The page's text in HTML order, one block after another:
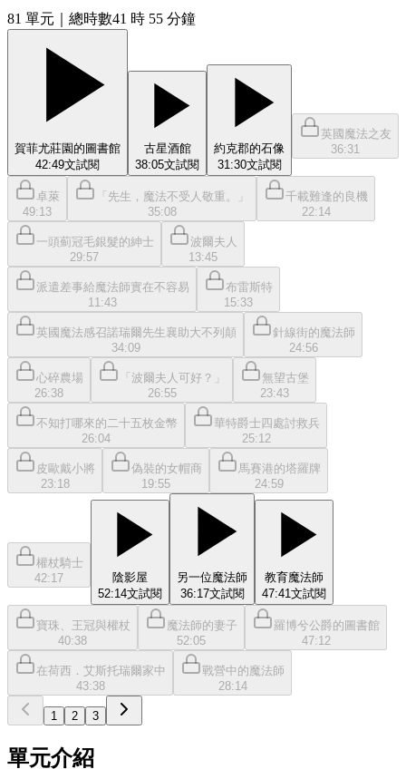
81 單元 ｜總時數41 時 55 分鐘
賀菲尤莊園的圖書館
42:49文試閱
古星酒館
38:05文試閱
約克郡的石像
31:30文試閱
英國魔法之友
36:31
卓萊
49:13
「先生，魔法不受人敬重。」
35:08
千載難逢的良機
22:14
一頭薊冠毛銀髮的紳士
29:57
波爾夫人
13:45
派遣差事給魔法師實在不容易
11:43
布雷斯特
15:33
英國魔法感召諾瑞爾先生襄助大不列顛
34:09
針線街的魔法師
24:56
心碎農場
26:38
「波爾夫人可好？」
26:55
無望古堡
23:43
不知打哪來的二十五枚金幣
26:04
華特爵士四處討救兵
25:12
皮歐戴小將
23:18
偽裝的女帽商
19:55
馬賽港的塔羅牌
24:59
權杖騎士
42:17
陰影屋
52:14文試閱
另一位魔法師
36:17文試閱
教育魔法師
47:41 文試閱
寶珠、王冠與權杖
40:38
魔法師的妻子
52:05
羅博兮公爵的圖書館
47:12
在荷西．艾斯托瑞爾家中
43:38
戰營中的魔法師
28:14
1 2 3
單元介紹